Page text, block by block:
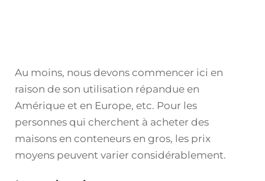
Au moins, nous devons commencer ici en
raison de son utilisation répandue en
Amérique et en Europe, etc. Pour les
personnes qui cherchent à acheter des
maisons en conteneurs en gros, les prix
moyens peuvent varier considérablement.